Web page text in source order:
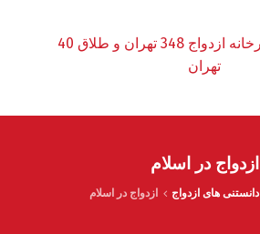
ازدواج در اسلام
دانستنی های ازدواج ازدواج در اسلام